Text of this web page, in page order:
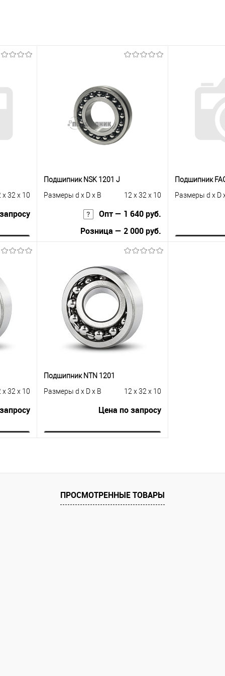
x 32 x 10
Подшипник NSK 1201 J
Размеры d x D x B
12 x 32 x 10
Опт — 1 640 руб.
Розница — 2 000 руб.
Купить в 1 клик
К сравнению
В избранное
В наличии
Подшипник
Размеры d x D
x 32 x 10
Подшипник NTN 1201
Размеры d x D x B
12 x 32 x 10
Цена по запросу
Купить в 1 клик
К сравнению
В избранное
Под заказ
ПРОСМОТРЕННЫЕ ТОВАРЫ